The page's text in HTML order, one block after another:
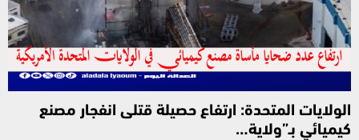
الولايات المتحدة: ارتفاع حصيلة قتلى انفجار مصنع
كيميائي بـ”ولاية…